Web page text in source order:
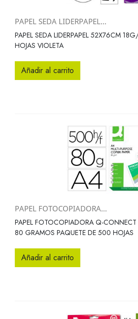
PAPEL SEDA LIDERPAPEL...
PAPEL SEDA LIDERPAPEL 52X76CM
HOJAS VIOLETA
Añadir al carrito
PAPEL FOTOCOPIADORA...
PAPEL FOTOCOPIADORA Q-
80 GRAMOS PAQUETE DE 500 HOJAS
Añadir al carrito